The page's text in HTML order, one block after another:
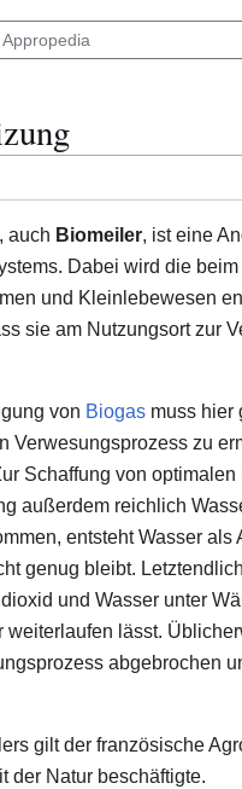
, auch Biomeiler, ist eine
Dabei wird die
und Kleinlebewesen
sie am Nutzungsort zur
von Biogas muss hier
Verwesungsprozess zu
Schaffung von
außerdem reichlich
entsteht Wasser als
genug bleibt.
und Wasser unter
weiterlaufen lässt.
abgebrochen
gilt der französische
der Natur beschäftigte.